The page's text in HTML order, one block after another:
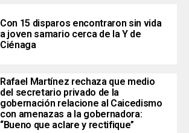
Con 15 disparos encontraron sin vida
a joven samario cerca de la Y de
Ciénaga
Rafael Martínez rechaza que medio
del secretario privado de la
gobernación relacione al Caicedismo
con amenazas a la gobernadora:
“Bueno que aclare y rectifique”